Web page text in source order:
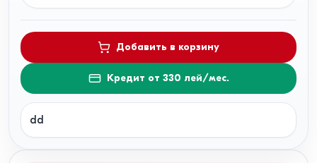
Добавить в корзину
Кредит от 330 лей/мес.
dd